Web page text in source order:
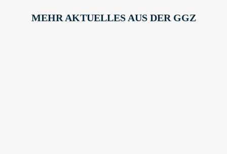
MEHR AKTUELLES AUS DER GGZ